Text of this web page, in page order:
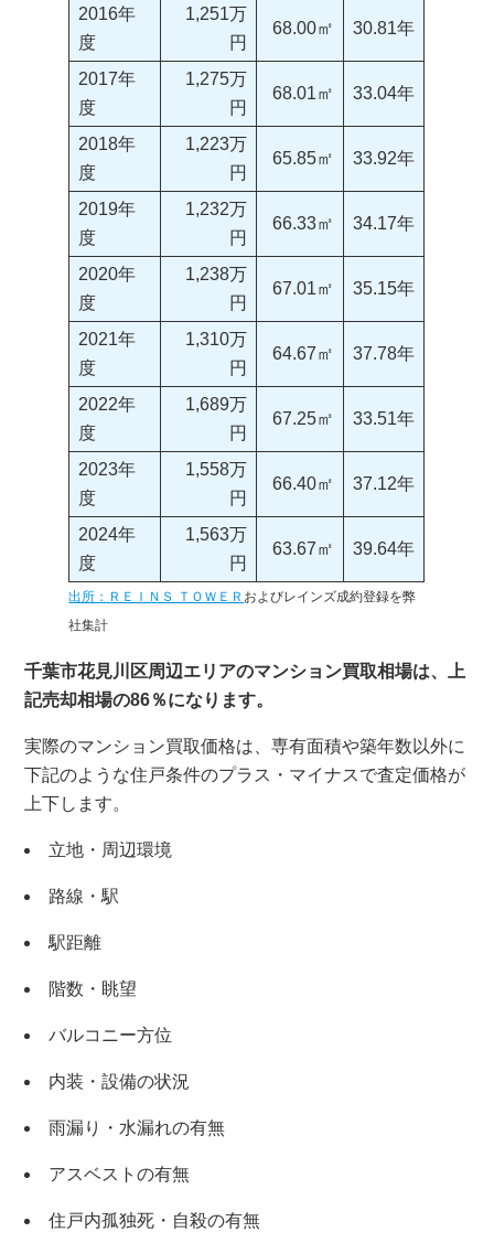
×
無料査定・売却相談
2016年
度
1,251万
円
68.00㎡ 30.81年
2017年
度
1,275万
円
68.01㎡ 33.04年
2018年
度
1,223万
円
65.85㎡ 33.92年
2019年
度
1,232万
円
66.33㎡ 34.17年
2020年
度
1,238万
円
67.01㎡ 35.15年
2021年
度
1,310万
円
64.67㎡ 37.78年
2022年
度
1,689万
円
67.25㎡ 33.51年
2023年
度
1,558万
円
66.40㎡ 37.12年
2024年
度
1,563万
円
63.67㎡ 39.64年
出所：ＲＥＩＮＳ ＴＯＷＥＲ およびレインズ成約登録を弊
社集計
千葉市花見川区周辺エリアのマンション買取相場は、上
記売却相場の86％になります。
実際のマンション買取価格は、専有面積や築年数以外に
下記のような住戸条件のプラス・マイナスで査定価格が
上下します。
立地・周辺環境
路線・駅
駅距離
階数・眺望
バルコニー方位
内装・設備の状況
雨漏り・水漏れの有無
アスベストの有無
住戸内孤独死・自殺の有無